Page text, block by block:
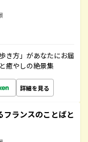
き方」があなたにお届
癒やしの絶景集
詳細を見る
フランスのことばと